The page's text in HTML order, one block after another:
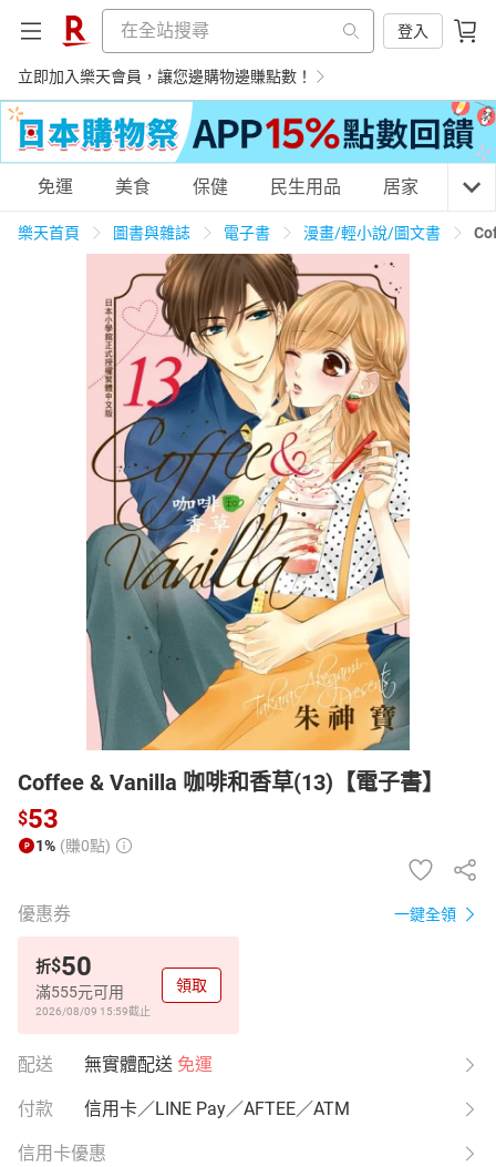
登入
立即加入樂天會員，讓您邊購物邊賺點數！
購物網分類
美食蛋糕 養生保健 民生用品
居家生活 3C家電 運動休閒 親子玩具
男裝 化妝保養 情趣用品
日本購物 電子/紙本書
HOT
免運 美食 保健 民生用品 居家 3C
樂天首頁 圖書與雜誌 電子書 漫畫/輕小說/圖文書
Coffee & Vanilla 咖啡和香草(13)【電子書】
$53
1% (賺0點)
優惠券 一鍵全領
折$50
滿555元可用
2026/08/09 15:59截止
領取
配送 無實體配送 免運
付款 信用卡／LINE Pay／AFTEE／ATM
信用卡優惠